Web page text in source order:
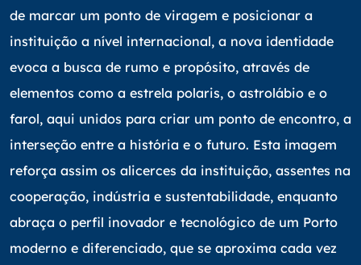
de marcar um ponto de viragem e posicionar a
instituição a nível internacional, a nova identidade
evoca a busca de rumo e propósito, através de
elementos como a estrela polaris, o astrolábio e o
farol, aqui unidos para criar um ponto de encontro, a
interseção entre a história e o futuro. Esta imagem
reforça assim os alicerces da instituição, assentes na
cooperação, indústria e sustentabilidade, enquanto
abraça o perfil inovador e tecnológico de um Porto
moderno e diferenciado, que se aproxima cada vez